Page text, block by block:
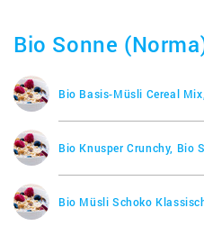
Bio Sonne
Bio Basis-Müsli Cereal
Bio Knusper Crunchy, Bio
Bio Müsli Schoko